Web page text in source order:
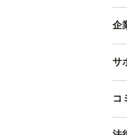
企
サ
コ